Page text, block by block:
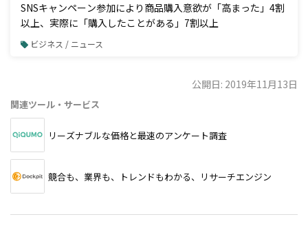
SNSキャンペーン参加により商品購入意欲が「高まった」4割
以上、実際に「購入したことがある」7割以上
ビジネス / ニュース
公開日: 2019年11月13日
関連ツール・サービス
リーズナブルな価格と最速のアンケート調査
競合も、業界も、トレンドもわかる、リサーチエンジン